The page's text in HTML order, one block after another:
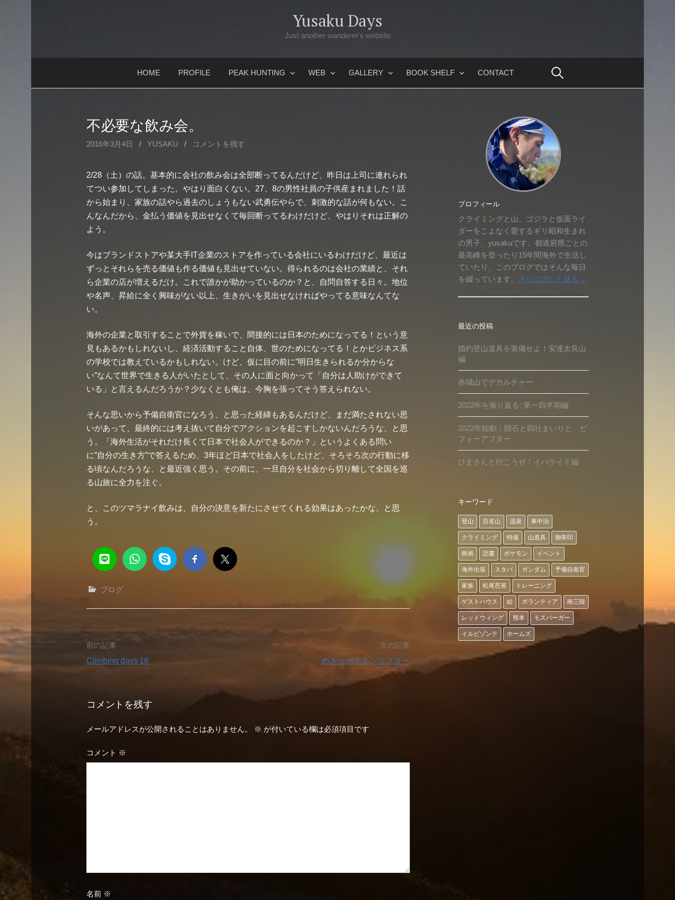
ツ
ス
Yusaku Days
Just another wanderer's website
HOME PROFILE PEAK HUNTING WEB GALLERY BOOK SHELF CONTACT
不必要な飲み会。
2016年3月4日 / YUSAKU / コメントを残す
2/28（土）の話。基本的に会社の飲み会は全部断ってるんだけど、昨日は上司に連れられ
てつい参加してしまった。やはり面白くない。27、8の男性社員の子供産まれました！話
から始まり、家族の話やら過去のしょうもない武勇伝やらで、刺激的な話が何もない。こ
んなんだから、金払う価値を見出せなくて毎回断ってるわけだけど、やはりそれは正解の
よう。
今はブランドストアや某大手IT企業のストアを作っている会社にいるわけだけど、最近は
ずっとそれらを売る価値も作る価値も見出せていない。得られるのは会社の業績と、それ
ら企業の店が増えるだけ。これで誰かが助かっているのか？と、自問自答する日々。地位
や名声、昇給に全く興味がない以上、生きがいを見出せなければやってる意味なんてな
い。
海外の企業と取引することで外貨を稼いで、間接的には日本のためになってる！という意
見もあるかもしれないし、経済活動すること自体、世のためになってる！とかビジネス系
の学校では教えているかもしれない。けど、仮に目の前に”明日生きられるか分からな
い”なんて世界で生きる人がいたとして、その人に面と向かって「自分は人助けができて
いる」と言えるんだろうか？少なくとも俺は、今胸を張ってそう答えられない。
そんな思いから予備自衛官になろう、と思った経緯もあるんだけど、まだ満たされない思
いがあって、最終的には考え抜いて自分でアクションを起こすしかないんだろうな、と思
う。「海外生活がそれだけ長くて日本で社会人ができるのか？」というよくある問い
に”自分の生き方”で答えるため、3年ほど日本で社会人をしたけど、そろそろ次の行動に移
る頃なんだろうな、と最近強く思う。その前に、一旦自分を社会から切り離して全国を巡
る山旅に全力を注ぐ。
と、このツマラナイ飲みは、自分の決意を新たにさせてくれる効果はあったかな、と思
う。
ブログ
投
稿
ゲ
ー
前の記事
Climbing days 16'
次の記事
めざせポケモンマスター
コメントを残す
メールアドレスが公開されることはありません。 ※ が付いている欄は必須項目です
コメント ※
名前 ※
プロフィール
クライミングと山、ゴジラと仮面ライ
ダーをこよなく愛するギリ昭和生まれ
の男子、yusakuです。都道府県ごとの
最高峰を登ったり15年間海外で生活し
ていたり、このブログではそんな毎日
を綴っています。
さらに詳しく見る→
最近の投稿
婚約登山道具を装備せよ！安達太良山
編
赤城山でデカルチャー
2022年を振り返る: 第一四半期編
2022年始動：隕石と四社まいりと、ビ
フォーアフター
ひまさんと行こうぜ！イバライド編
キーワード
登山 百名山 温泉 車中泊
クライミング 特撮 山道具 御朱印
映画 読書 ポケモン イベント
海外出張 スタバ ガンダム 予備自衛官
家族 松尾芭蕉 トレーニング
ゲストハウス 絵 ボランティア 南三陸
レッドウィング 熊本 モスバーガー
イルビゾンテ ホームズ